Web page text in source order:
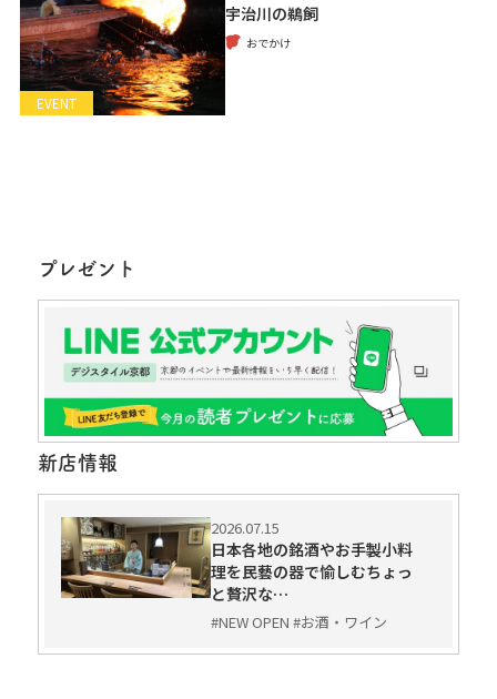
EVENT
宇治川の鵜飼
おでかけ
プレゼント
新店情報
2026.07.15
日本各地の銘酒やお手製小料
理を民藝の器で愉しむちょっ
と贅沢な…
#NEW OPEN #お酒・ワイン